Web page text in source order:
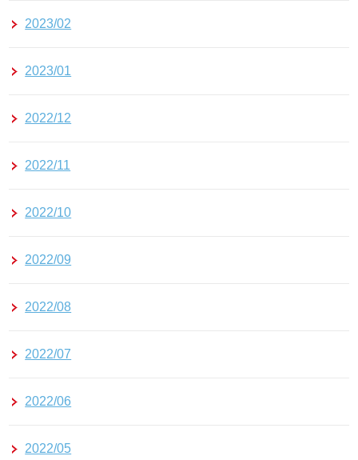
2023/02
2023/01
2022/12
2022/11
2022/10
2022/09
2022/08
2022/07
2022/06
2022/05